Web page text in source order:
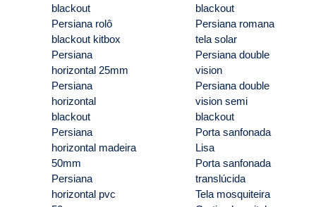
blackout
Persiana rolô
blackout kitbox
Persiana
horizontal 25mm
Persiana
horizontal
blackout
Persiana
horizontal madeira
50mm
Persiana
horizontal pvc
blackout
Persiana romana
tela solar
Persiana double
vision
Persiana double
vision semi
blackout
Porta sanfonada
Lisa
Porta sanfonada
translúcida
Tela mosquiteira